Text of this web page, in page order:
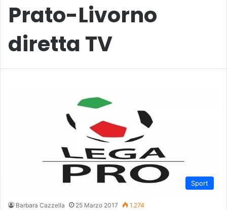
Prato-Livorno
diretta TV
Sport
Barbara Cazzella 25 Marzo 2017 1.274